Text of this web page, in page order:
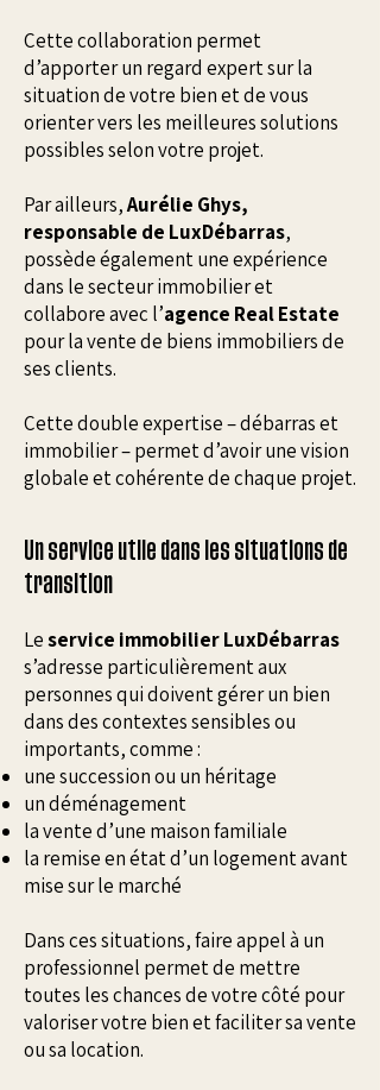
Cette collaboration permet
d’apporter un regard expert sur la
situation de votre bien et de vous
orienter vers les meilleures solutions
possibles selon votre projet.
Par ailleurs,Aurélie Ghys,
responsable de LuxDébarras,
possède également une expérience
dans le secteur immobilier et
collabore avec l’agence Real Estate
pour la vente de biens immobiliers de
ses clients.
Cette double expertise – débarras et
immobilier – permet d’avoir une vision
globale et cohérente de chaque projet.
Un service utile dans les situations de
transition
Leservice immobilier LuxDébarras
s’adresse particulièrement aux
personnes qui doivent gérer un bien
dans des contextes sensibles ou
importants, comme :
une succession ou un héritage
un déménagement
la vente d’une maison familiale
la remise en état d’un logement avant
mise sur le marché
Dans ces situations, faire appel à un
professionnel permet de mettre
toutes les chances de votre côté pour
valoriser votre bien et faciliter sa vente
ou sa location.